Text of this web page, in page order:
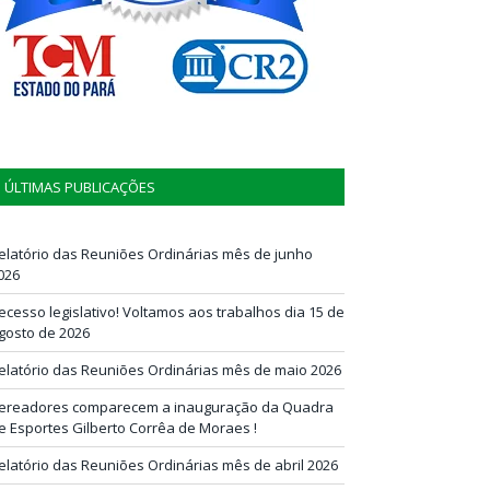
ÚLTIMAS PUBLICAÇÕES
das Reuniões Ordinárias mês de junho
legislativo! Voltamos aos trabalhos dia 15 de
de 2026
das Reuniões Ordinárias mês de maio 2026
comparecem a inauguração da Quadra
Esportes Gilberto Corrêa de Moraes !
das Reuniões Ordinárias mês de abril 2026